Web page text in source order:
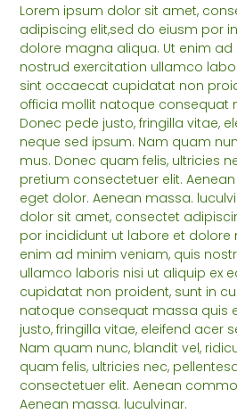
Lorem ipsum dolor sit amet,
adipiscing elit,sed do eiusm por
dolore magna aliqua. Ut enim ad
nostrud exercitation ullamco
sint occaecat cupidatat non
officia mollit natoque consequat
Donec pede justo, fringilla vitae,
neque sed ipsum. Nam quam
mus. Donec quam felis, ultricies
pretium consectetuer elit.
eget dolor. Aenean massa.
dolor sit amet, consectet
por incididunt ut labore et dolore
enim ad minim veniam, quis
ullamco laboris nisi ut aliquip ex
cupidatat non proident, sunt in
natoque consequat massa quis
justo, fringilla vitae, eleifend acer
Nam quam nunc, blandit vel,
quam felis, ultricies nec,
consectetuer elit. Aenean
Aenean massa. luculvinar.